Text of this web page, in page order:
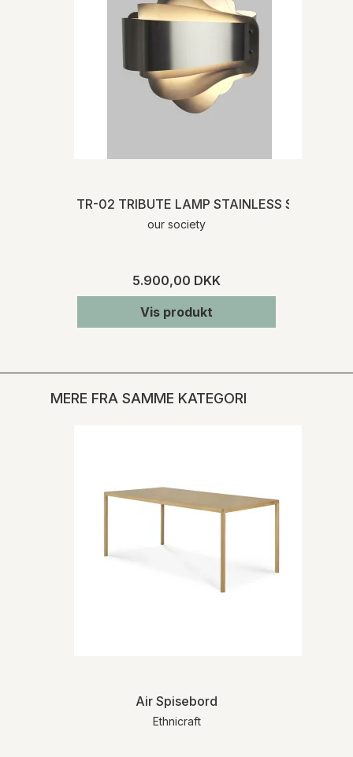
TR-02 TRIBUTE LAMP STAINLESS STEEL
our society
5.900,00 DKK
Vis produkt
MERE FRA SAMME KATEGORI
Air Spisebord
Ethnicraft